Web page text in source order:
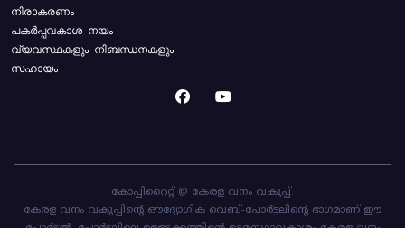
നിരാകരണം
പകർപ്പവകാശ നയം
വ്യവസ്ഥകളും നിബന്ധനകളും
സഹായം
കോപ്പിറൈറ്റ് @ കേരള വനം വകുപ്പ്.
കേരള വനം വകുപ്പിന്റെ ഔദ്യോഗിക വെബ്-പോർട്ടലിന്റെ ഭാഗമാണ് ഈ
പോർട്ടൽ. പോർട്ടലിലെ ഉള്ളടക്കത്തിന്റെ ഉടമസ്ഥാവകാശം കേരള വനം